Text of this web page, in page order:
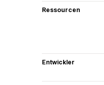
Ressourcen
Entwickler